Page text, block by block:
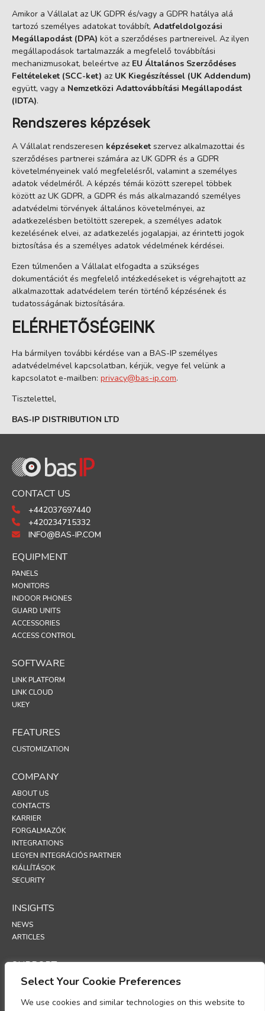
Select Your Cookie Preferences
We use cookies and similar technologies on this website to
Amikor a Vállalat az UK GDPR és/vagy a GDPR hatálya alá
tartozó személyes adatokat továbbít, Adatfeldolgozási
Megállapodást (DPA) köt a szerződéses partnereivel. Az ilyen
megállapodások tartalmazzák a megfelelő továbbítási
mechanizmusokat, beleértve az EU Általános Szerződéses
Feltételeket (SCC-ket) az UK Kiegészítéssel (UK Addendum)
együtt, vagy a Nemzetközi Adattovábbítási Megállapodást
(IDTA).
Rendszeres képzések
A Vállalat rendszeresen képzéseket szervez alkalmazottai és
szerződéses partnerei számára az UK GDPR és a GDPR
követelményeinek való megfelelésről, valamint a személyes
adatok védelméről. A képzés témái között szerepel többek
között az UK GDPR, a GDPR és más alkalmazandó személyes
adatvédelmi törvények általános követelményei, az
adatkezelésben betöltött szerepek, a személyes adatok
kezelésének elvei, az adatkezelés jogalapjai, az érintetti jogok
biztosítása és a személyes adatok védelmének kérdései.
Ezen túlmenően a Vállalat elfogadta a szükséges
dokumentációt és megfelelő intézkedéseket is végrehajtott az
alkalmazottak adatvédelem terén történő képzésének és
tudatosságának biztosítására.
ELÉRHETŐSÉGEINK
Ha bármilyen további kérdése van a BAS-IP személyes
adatvédelmével kapcsolatban, kérjük, vegye fel velünk a
kapcsolatot e-mailben: privacy@bas-ip.com.
Tisztelettel,
BAS-IP DISTRIBUTION LTD
CONTACT US
+442037697440
+420234715332
INFO@BAS-IP.COM
EQUIPMENT
PANELS
MONITORS
INDOOR PHONES
GUARD UNITS
ACCESSORIES
ACCESS CONTROL
SOFTWARE
LINK PLATFORM
LINK CLOUD
UKEY
FEATURES
CUSTOMIZATION
COMPANY
ABOUT US
CONTACTS
KARRIER
FORGALMAZÓK
INTEGRATIONS
LEGYEN INTEGRÁCIÓS PARTNER
KIÁLLÍTÁSOK
SECURITY
INSIGHTS
NEWS
ARTICLES
SUPPORT
TECHNICAL PORTAL